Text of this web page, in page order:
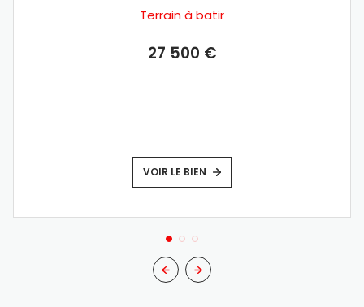
Terrain à batir
27 500 €
VOIR LE BIEN